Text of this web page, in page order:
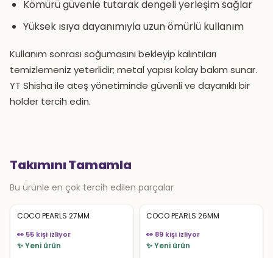
Kömürü güvenle tutarak dengeli yerleşim sağlar
Yüksek ısıya dayanımıyla uzun ömürlü kullanım
Kullanım sonrası soğumasını bekleyip kalıntıları
temizlemeniz yeterlidir; metal yapısı kolay bakım sunar.
YT Shisha ile ateş yönetiminde güvenli ve dayanıklı bir
holder tercih edin.
Takımını Tamamla
Bu ürünle en çok tercih edilen parçalar
COCO PEARLS 27MM
👀 55 kişi izliyor
✨ Yeni ürün
COCO PEARLS 26MM
👀 89 kişi izliyor
✨ Yeni ürün